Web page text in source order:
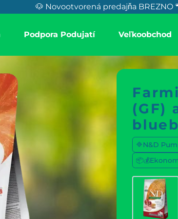
🐶 Novootvorená predajňa BREZNO
Podpora Podujatí Veľkoobchod
(GF)
🔷N&D